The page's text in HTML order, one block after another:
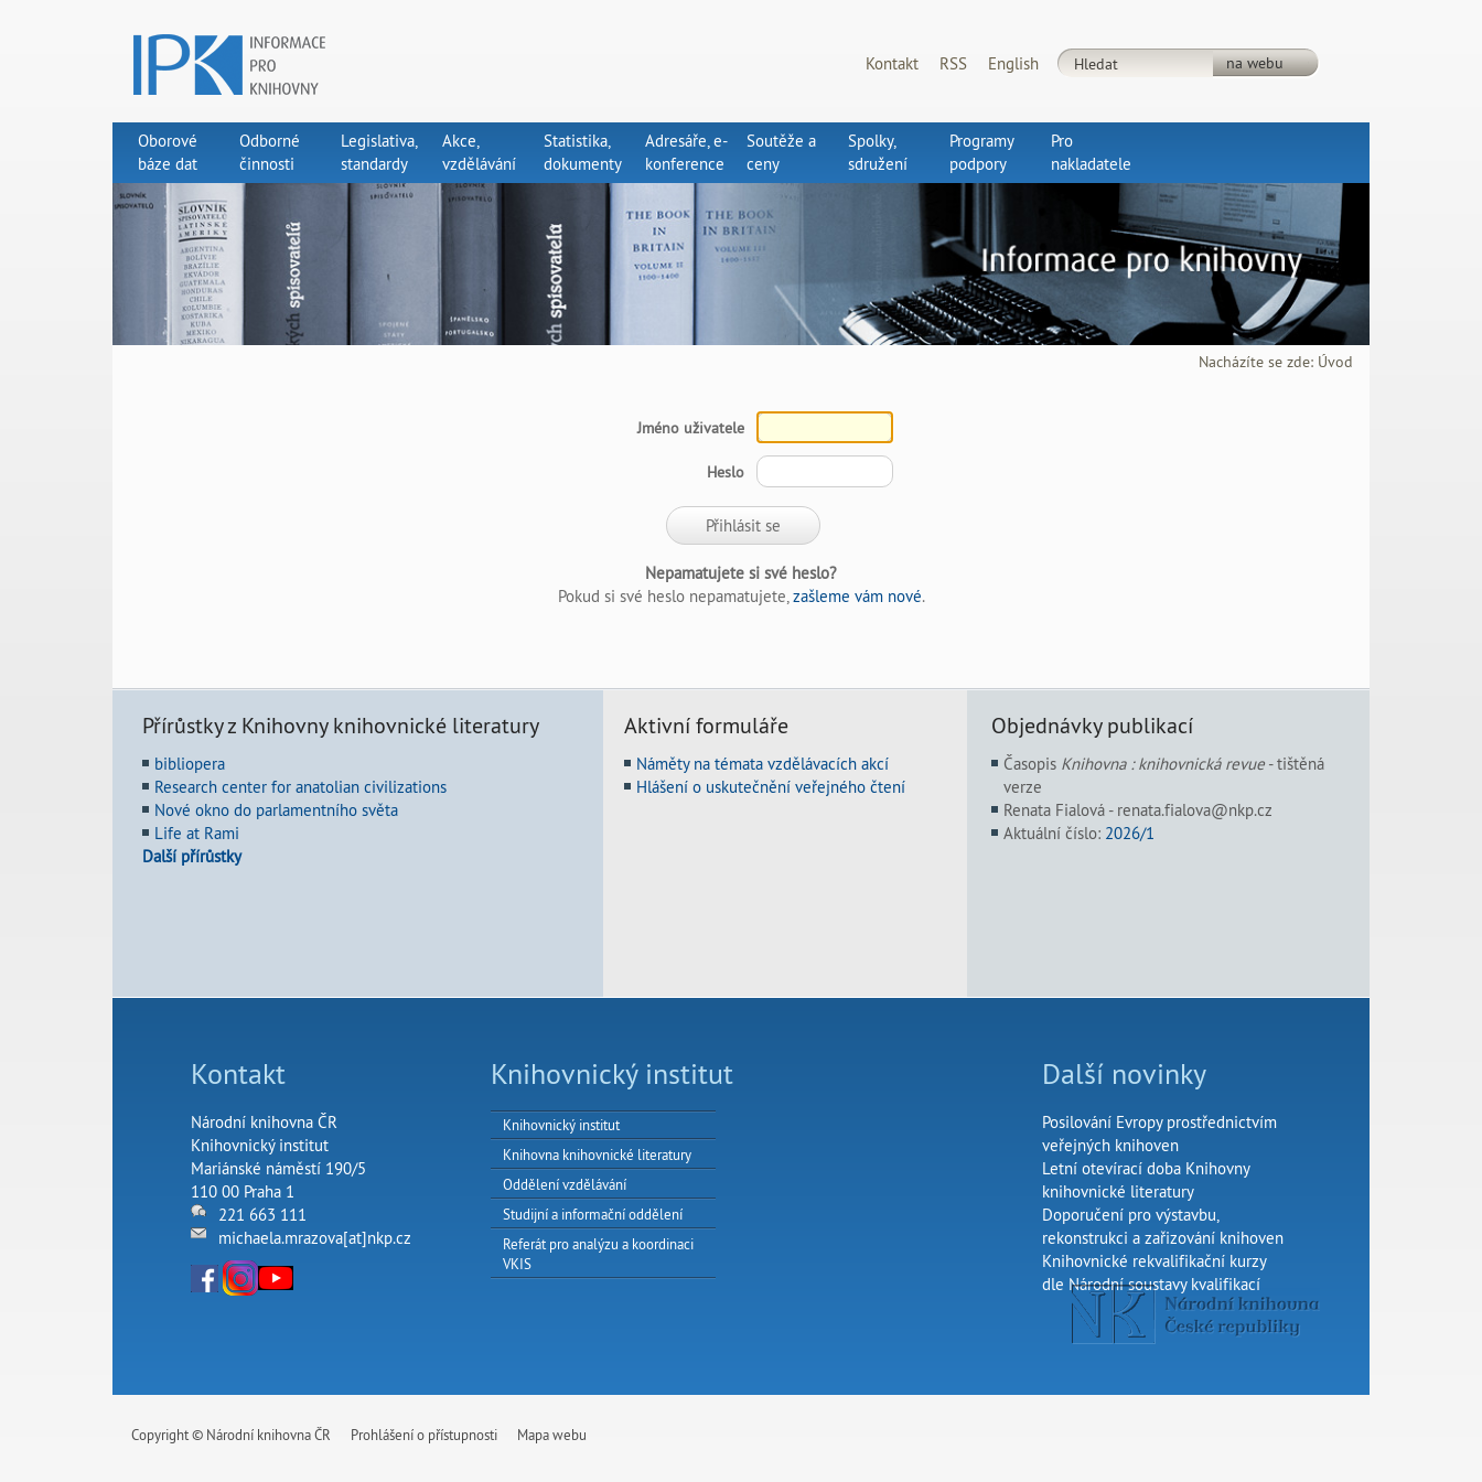
Kontakt RSS English
Oborové
báze dat
Odborné
činnosti
Legislativa,
standardy
Akce,
vzdělávání
Statistika,
dokumenty
Adresáře, e-
konference
Soutěže a
ceny
Spolky,
sdružení
Programy
podpory
Pro
nakladatele
Nacházíte se zde: Úvod
Jméno uživatele
Heslo
Nepamatujete si své heslo?
Pokud si své heslo nepamatujete,zašleme vám nové.
Přírůstky z Knihovny knihovnické literatury
bibliopera
Research center for anatolian civilizations
Nové okno do parlamentního světa
Life at Rami
Další přírůstky
Aktivní formuláře
Náměty na témata vzdělávacích akcí
Hlášení o uskutečnění veřejného čtení
Objednávky publikací
Časopis Knihovna : knihovnická revue- tištěná
verze
Renata Fialová - renata.fialova@nkp.cz
Aktuální číslo: 2026/1
Kontakt
Národní knihovna ČR
Knihovnický institut
Mariánské náměstí 190/5
110 00 Praha 1
221 663 111
michaela.mrazova[at]nkp.cz
Knihovnický institut
Knihovnický institut
Knihovna knihovnické literatury
Oddělení vzdělávání
Studijní a informační oddělení
Referát pro analýzu a koordinaci
VKIS
Další novinky
Posilování Evropy prostřednictvím
veřejných knihoven
Letní otevírací doba Knihovny
knihovnické literatury
Doporučení pro výstavbu,
rekonstrukci a zařizování knihoven
Knihovnické rekvalifikační kurzy
dle Národní soustavy kvalifikací
Copyright © Národní knihovna ČR Prohlášení o přístupnosti Mapa webu